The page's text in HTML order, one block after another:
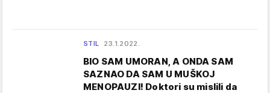
STIL 23.1.2022.
BIO SAM UMORAN, A ONDA SAM
SAZNAO DA SAM U MUŠKOJ
MENOPAUZI! Doktori su mislili da